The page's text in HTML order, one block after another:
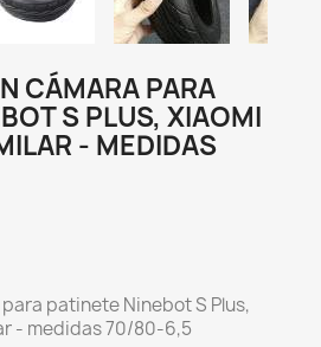
CÁMARA PARA
S PLUS, XIAOMI
- MEDIDAS
patinete Ninebot S Plus,
- medidas 70/80-6,5